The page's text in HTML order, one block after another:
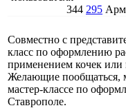
344 295
Совместно с
класс по оформлению
применением кочек или
Желающие пообщаться,
мастер-классе по
Ставрополе.